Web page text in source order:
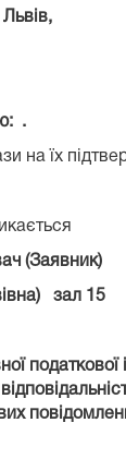
.
на їх
(Заявник)
зал 15
податкової